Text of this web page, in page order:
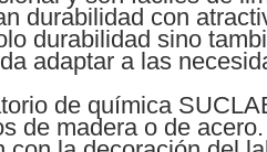
durabilidad con
durabilidad sino
adaptar a las
de química
de madera o de